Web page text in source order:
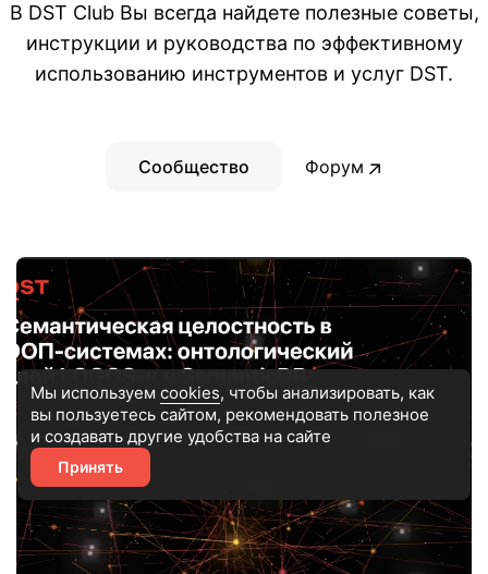
В DST Club Вы всегда найдете полезные советы,
инструкции и руководства по эффективному
использованию инструментов и услуг DST.
Сообщество Форум
Мы используем cookies, чтобы анализировать, как
вы пользуетесь сайтом, рекомендовать полезное
и создавать другие удобства на сайте
Принять